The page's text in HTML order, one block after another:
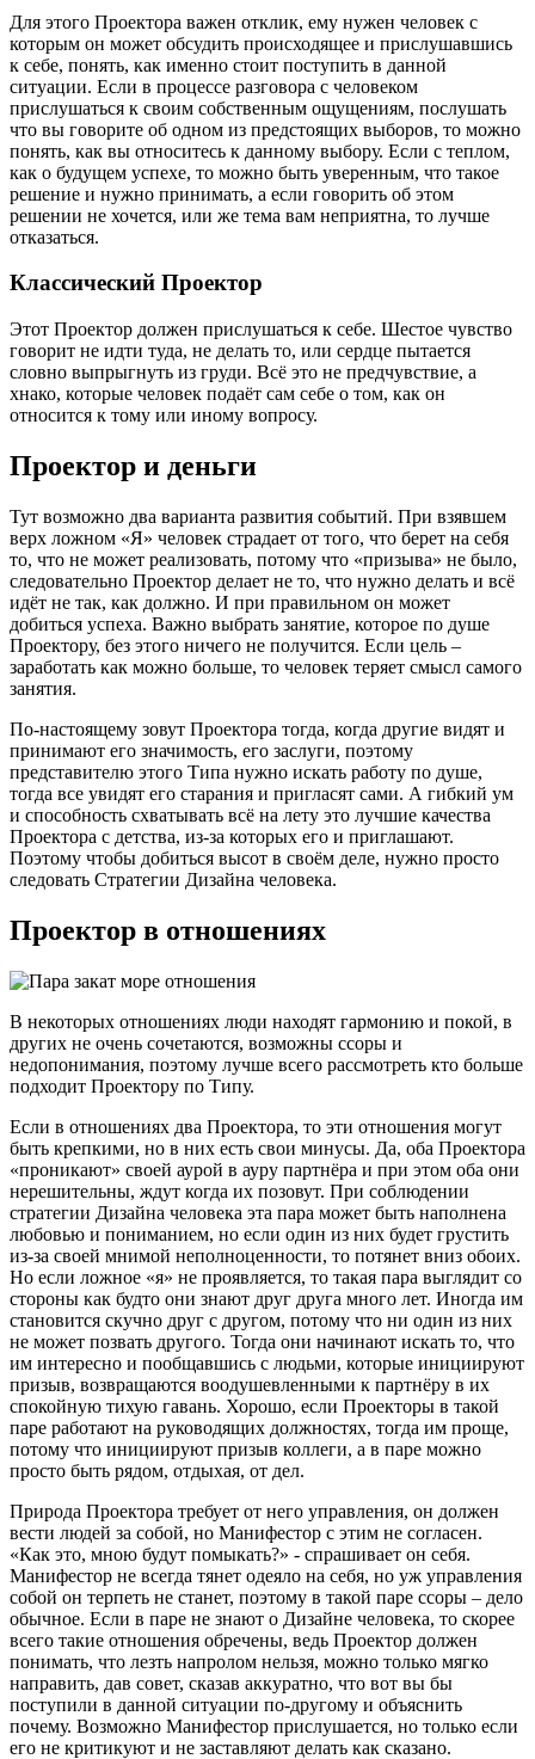
Для этого Проектора важен отклик, ему нужен человек с
которым он может обсудить происходящее и прислушавшись
к себе, понять, как именно стоит поступить в данной
ситуации. Если в процессе разговора с человеком
прислушаться к своим собственным ощущениям, послушать
что вы говорите об одном из предстоящих выборов, то можно
понять, как вы относитесь к данному выбору. Если с теплом,
как о будущем успехе, то можно быть уверенным, что такое
решение и нужно принимать, а если говорить об этом
решении не хочется, или же тема вам неприятна, то лучше
отказаться.
Классический Проектор
Этот Проектор должен прислушаться к себе. Шестое чувство
говорит не идти туда, не делать то, или сердце пытается
словно выпрыгнуть из груди. Всё это не предчувствие, а
хнако, которые человек подаёт сам себе о том, как он
относится к тому или иному вопросу.
Проектор и деньги
Тут возможно два варианта развития событий. При взявшем
верх ложном «Я» человек страдает от того, что берет на себя
то, что не может реализовать, потому что «призыва» не было,
следовательно Проектор делает не то, что нужно делать и всё
идёт не так, как должно. И при правильном он может
добиться успеха. Важно выбрать занятие, которое по душе
Проектору, без этого ничего не получится. Если цель –
заработать как можно больше, то человек теряет смысл самого
занятия.
По-настоящему зовут Проектора тогда, когда другие видят и
принимают его значимость, его заслуги, поэтому
представителю этого Типа нужно искать работу по душе,
тогда все увидят его старания и пригласят сами. А гибкий ум
и способность схватывать всё на лету это лучшие качества
Проектора с детства, из-за которых его и приглашают.
Поэтому чтобы добиться высот в своём деле, нужно просто
следовать Стратегии Дизайна человека.
Проектор в отношениях
В некоторых отношениях люди находят гармонию и покой, в
других не очень сочетаются, возможны ссоры и
недопонимания, поэтому лучше всего рассмотреть кто больше
подходит Проектору по Типу.
Если в отношениях два Проектора, то эти отношения могут
быть крепкими, но в них есть свои минусы. Да, оба Проектора
«проникают» своей аурой в ауру партнёра и при этом оба они
нерешительны, ждут когда их позовут. При соблюдении
стратегии Дизайна человека эта пара может быть наполнена
любовью и пониманием, но если один из них будет грустить
из-за своей мнимой неполноценности, то потянет вниз обоих.
Но если ложное «я» не проявляется, то такая пара выглядит со
стороны как будто они знают друг друга много лет. Иногда им
становится скучно друг с другом, потому что ни один из них
не может позвать другого. Тогда они начинают искать то, что
им интересно и пообщавшись с людьми, которые инициируют
призыв, возвращаются воодушевленными к партнёру в их
спокойную тихую гавань. Хорошо, если Проекторы в такой
паре работают на руководящих должностях, тогда им проще,
потому что инициируют призыв коллеги, а в паре можно
просто быть рядом, отдыхая, от дел.
Природа Проектора требует от него управления, он должен
вести людей за собой, но Манифестор с этим не согласен.
«Как это, мною будут помыкать?» - спрашивает он себя.
Манифестор не всегда тянет одеяло на себя, но уж управления
собой он терпеть не станет, поэтому в такой паре ссоры – дело
обычное. Если в паре не знают о Дизайне человека, то скорее
всего такие отношения обречены, ведь Проектор должен
понимать, что лезть напролом нельзя, можно только мягко
направить, дав совет, сказав аккуратно, что вот вы бы
поступили в данной ситуации по-другому и объяснить
почему. Возможно Манифестор прислушается, но только если
его не критикуют и не заставляют делать как сказано.